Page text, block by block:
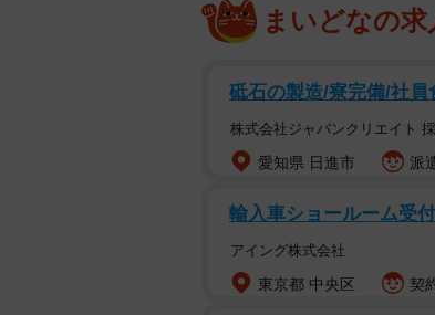
まいどなの求
砥石の製造/寮完備/社
株式会社ジャパンクリエイト
愛知県 日進市 派
輸入車ショールーム受
アイング株式会社
東京都 中央区 契